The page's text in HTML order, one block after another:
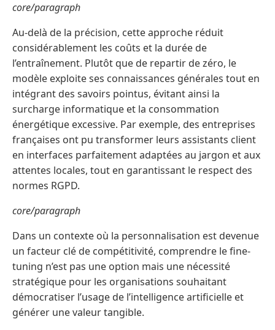
core/paragraph
Au-delà de la précision, cette approche réduit
considérablement les coûts et la durée de
l’entraînement. Plutôt que de repartir de zéro, le
modèle exploite ses connaissances générales tout en
intégrant des savoirs pointus, évitant ainsi la
surcharge informatique et la consommation
énergétique excessive. Par exemple, des entreprises
françaises ont pu transformer leurs assistants client
en interfaces parfaitement adaptées au jargon et aux
attentes locales, tout en garantissant le respect des
normes RGPD.
core/paragraph
Dans un contexte où la personnalisation est devenue
un facteur clé de compétitivité, comprendre le fine-
tuning n’est pas une option mais une nécessité
stratégique pour les organisations souhaitant
démocratiser l’usage de l’intelligence artificielle et
générer une valeur tangible.